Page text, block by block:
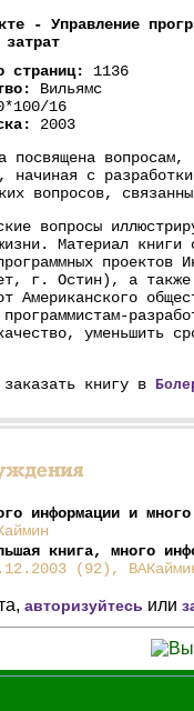
страниц:
1136
Вильямс
16
2003
посвящена вопросам,
начиная с
вопросов,
вопросы
Материал книги
проектов
г. Остин), а также
Американского
уменьшить
книгу в
информации и
книга, много
(92),
авторизуйтесь или